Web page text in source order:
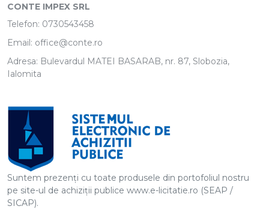
CONTE IMPEX SRL
Telefon: 0730543458
Email: office@conte.ro
Adresa: Bulevardul MATEI BASARAB, nr. 87, Slobozia,
Ialomita
Suntem prezenți cu toate produsele din portofoliul nostru
pe site-ul de achiziții publice www.e-licitatie.ro (SEAP /
SICAP).